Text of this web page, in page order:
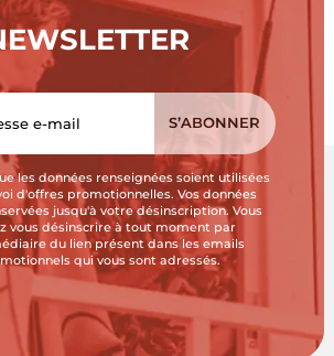
les données renseignées soient utilisées
d'offres promotionnelles. Vos données
jusqu'à votre désinscription. Vous
vous désinscrire à tout moment par
du lien présent dans les emails
qui vous sont adressés.